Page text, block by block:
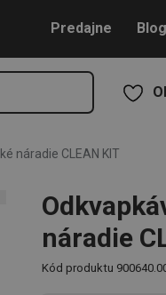
Predajne Blog
náradie CLEAN KIT
náradie
Kód produktu